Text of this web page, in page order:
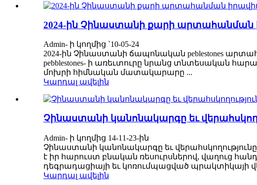
2024-ին Չինաստանի քարի արտահանման
Admin- ի կողմից `10-05-24
2024-ին Չինաստանի ճապոնական peblestones
pebblestones- ի առեւտուրը նրանց տնտեսական
մոխրի հիմնական մատակարարը ...
Կարդալ ավելին
Չինաստանի կանոնակարգը եւ
Admin- ի կողմից 14-11-23-ին
Չինաստանի կանոնակարգը եւ
է իր հարուստ բնական ռեսուրսներով, վաղուց
դեգրադացիայի եւ կոռումպացված պրակտիկայի
Կարդալ ավելին